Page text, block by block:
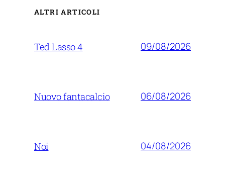
ALTRI ARTICOLI
Ted Lasso 4 09/08/2026
Nuovo fantacalcio 06/08/2026
Noi 04/08/2026